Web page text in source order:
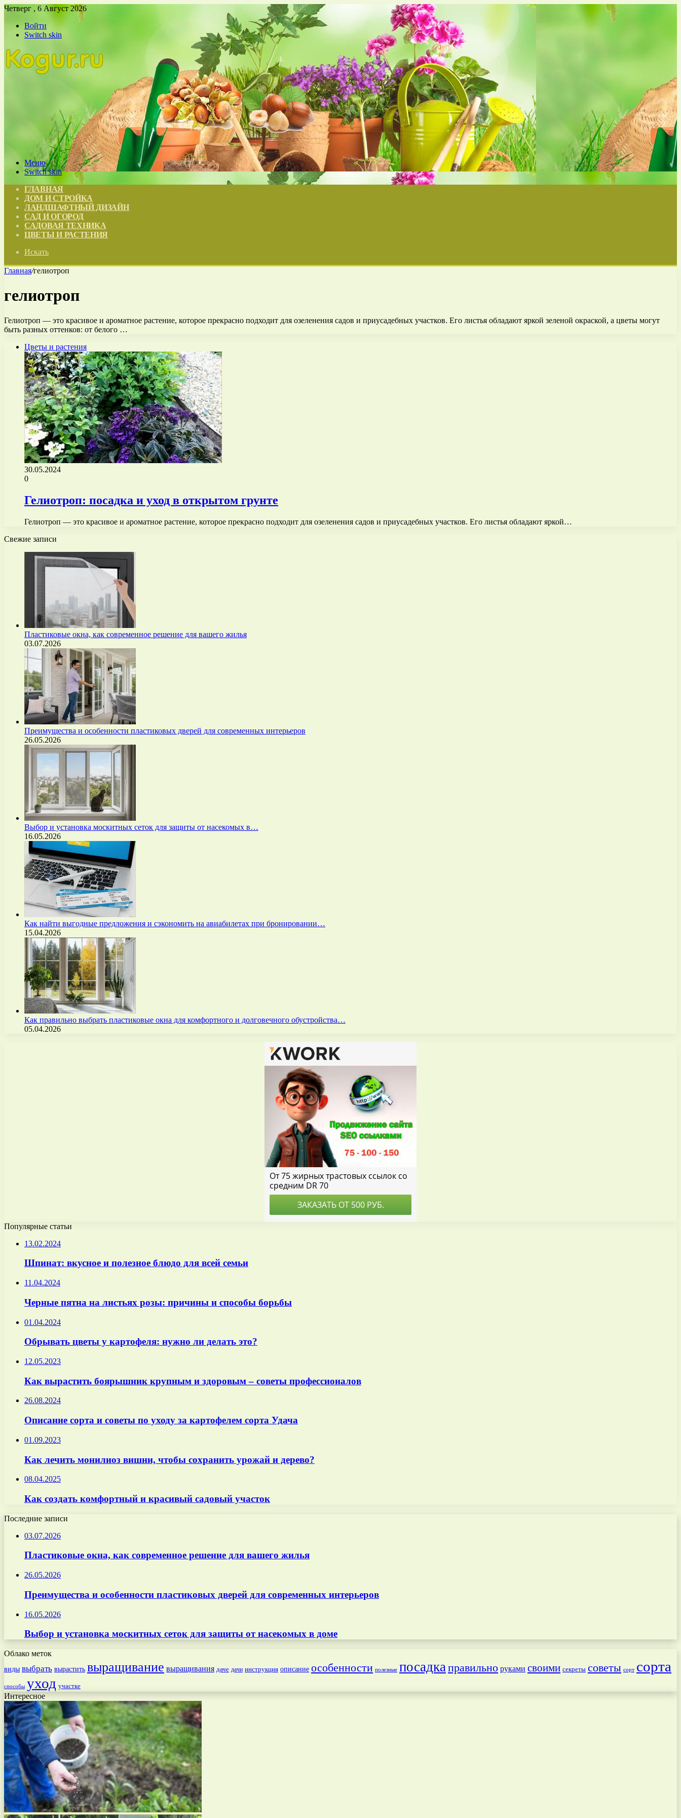
Четверг , 6 Август 2026
Войти
Switch skin
Меню
Switch skin
ГЛАВНАЯ
ДОМ И СТРОЙКА
ЛАНДШАФТНЫЙ ДИЗАЙН
САД И ОГОРОД
САДОВАЯ ТЕХНИКА
ЦВЕТЫ И РАСТЕНИЯ
Искать
Главная/гелиотроп
гелиотроп
Гелиотроп — это красивое и ароматное растение, которое прекрасно подходит для озеленения садов и приусадебных участков. Его листья обладают яркой зеленой окраской, а цветы могут
быть разных оттенков: от белого …
Цветы и растения
30.05.2024
0
Гелиотроп: посадка и уход в открытом грунте
Гелиотроп — это красивое и ароматное растение, которое прекрасно подходит для озеленения садов и приусадебных участков. Его листья обладают яркой…
Свежие записи
Пластиковые окна, как современное решение для вашего жилья
03.07.2026
Преимущества и особенности пластиковых дверей для современных интерьеров
26.05.2026
Выбор и установка москитных сеток для защиты от насекомых в…
16.05.2026
Как найти выгодные предложения и сэкономить на авиабилетах при бронировании…
15.04.2026
Как правильно выбрать пластиковые окна для комфортного и долговечного обустройства…
05.04.2026
Популярные статьи
13.02.2024
Шпинат: вкусное и полезное блюдо для всей семьи
11.04.2024
Черные пятна на листьях розы: причины и способы борьбы
01.04.2024
Обрывать цветы у картофеля: нужно ли делать это?
12.05.2023
Как вырастить боярышник крупным и здоровым – советы профессионалов
26.08.2024
Описание сорта и советы по уходу за картофелем сорта Удача
01.09.2023
Как лечить монилиоз вишни, чтобы сохранить урожай и дерево?
08.04.2025
Как создать комфортный и красивый садовый участок
Последние записи
03.07.2026
Пластиковые окна, как современное решение для вашего жилья
26.05.2026
Преимущества и особенности пластиковых дверей для современных интерьеров
16.05.2026
Выбор и установка москитных сеток для защиты от насекомых в доме
Облако меток
виды выбрать вырастить выращивание выращивания даче дачи инструкция описание особенности полезные посадкаправильно руками своими секреты советы сорт сорта
способы уход участке
Интересное